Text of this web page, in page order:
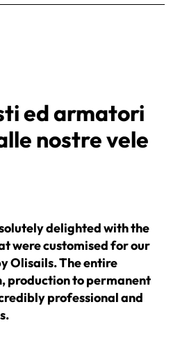
di tracciamento per
ed armatori
nostre vele
delighted with the
were customised for our
Olisails. The entire
production to permanent
professional and